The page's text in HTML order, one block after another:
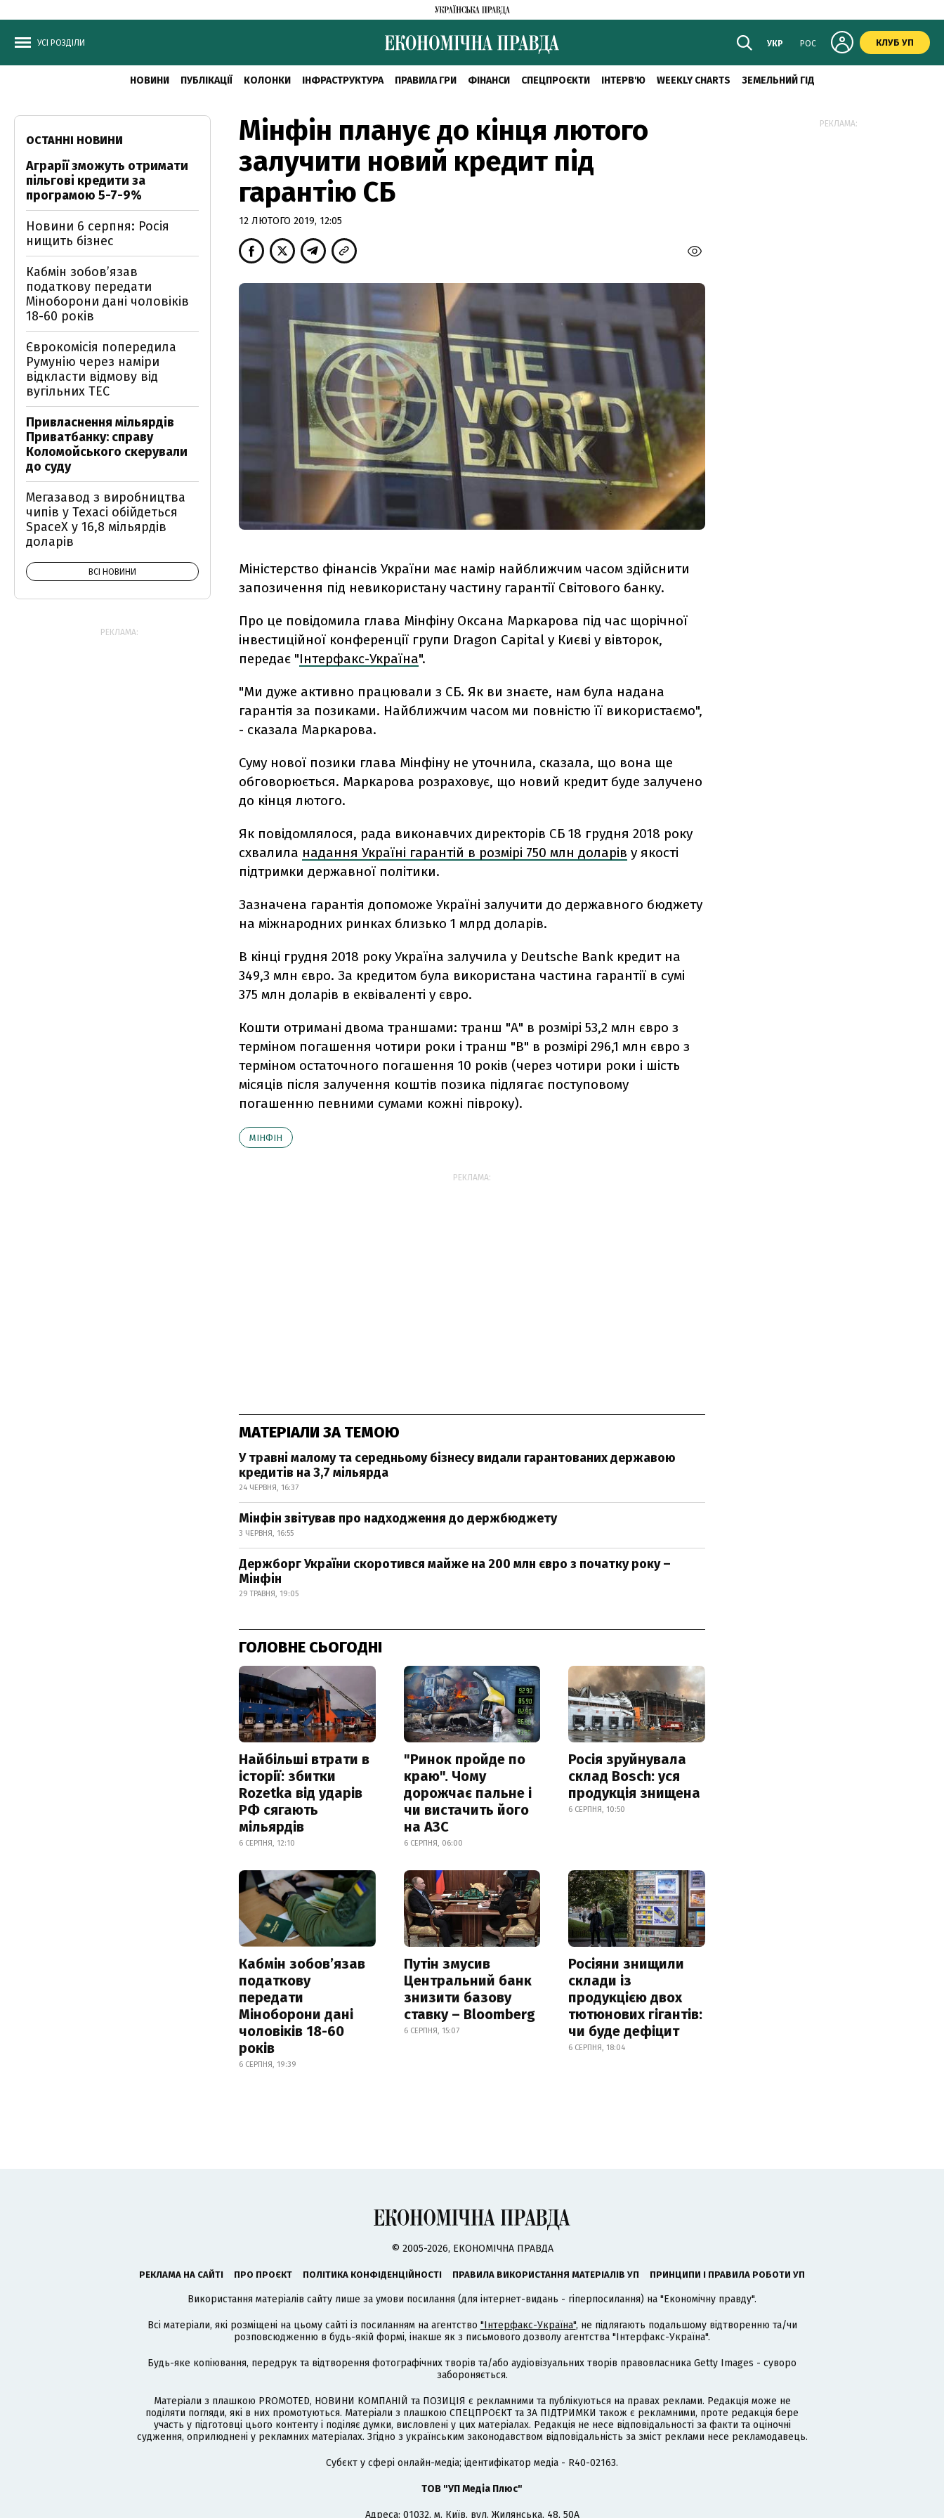
УСІ РОЗДІЛИ УКР РОС КЛУБ УП
НОВИНИ ПУБЛІКАЦІЇ КОЛОНКИ ІНФРАСТРУКТУРА ПРАВИЛА ГРИ ФІНАНСИ СПЕЦПРОЄКТИ ІНТЕРВ'Ю WEEKLY CHARTS ЗЕМЕЛЬНИЙ ГІД
Мінфін планує до кінця лютого
залучити новий кредит під
гарантію СБ
12 ЛЮТОГО 2019, 12:05
Міністерство фінансів України має намір найближчим часом здійснити
запозичення під невикористану частину гарантії Світового банку.
Про це повідомила глава Мінфіну Оксана Маркарова під час щорічної
інвестиційної конференції групи Dragon Capital у Києві у вівторок,
передає "Інтерфакс-Україна".
"Ми дуже активно працювали з СБ. Як ви знаєте, нам була надана
гарантія за позиками. Найближчим часом ми повністю її використаємо",
- сказала Маркарова.
Суму нової позики глава Мінфіну не уточнила, сказала, що вона ще
обговорюється. Маркарова розраховує, що новий кредит буде залучено
до кінця лютого.
Як повідомлялося, рада виконавчих директорів СБ 18 грудня 2018 року
схвалила надання Україні гарантій в розмірі 750 млн доларів у якості
підтримки державної політики.
Зазначена гарантія допоможе Україні залучити до державного бюджету
на міжнародних ринках близько 1 млрд доларів.
В кінці грудня 2018 року Україна залучила у Deutsche Bank кредит на
349,3 млн євро. За кредитом була використана частина гарантії в сумі
375 млн доларів в еквіваленті у євро.
Кошти отримані двома траншами: транш "А" в розмірі 53,2 млн євро з
терміном погашення чотири роки і транш "В" в розмірі 296,1 млн євро з
терміном остаточного погашення 10 років (через чотири роки і шість
місяців після залучення коштів позика підлягає поступовому
погашенню певними сумами кожні півроку).
МІНФІН
РЕКЛАМА:
МАТЕРІАЛИ ЗА ТЕМОЮ
У травні малому та середньому бізнесу видали гарантованих державою
кредитів на 3,7 мільярда
24 ЧЕРВНЯ, 16:37
Мінфін звітував про надходження до держбюджету
3 ЧЕРВНЯ, 16:55
Держборг України скоротився майже на 200 млн євро з початку року –
Мінфін
29 ТРАВНЯ, 19:05
ГОЛОВНЕ СЬОГОДНІ
Найбільші втрати в
історії: збитки
Rozetka від ударів
РФ сягають
мільярдів
6 СЕРПНЯ, 12:10
"Ринок пройде по
краю". Чому
дорожчає пальне і
чи вистачить його
на АЗС
6 СЕРПНЯ, 06:00
Росія зруйнувала
склад Bosch: уся
продукція знищена
6 СЕРПНЯ, 10:50
Кабмін зобовʼязав
податкову
передати
Міноборони дані
чоловіків 18-60
років
6 СЕРПНЯ, 19:39
Путін змусив
Центральний банк
знизити базову
ставку – Bloomberg
6 СЕРПНЯ, 15:07
Росіяни знищили
склади із
продукцією двох
тютюнових гігантів:
чи буде дефіцит
6 СЕРПНЯ, 18:04
ОСТАННІ НОВИНИ
Аграрії зможуть отримати
пільгові кредити за
програмою 5-7-9%
Новини 6 серпня: Росія
нищить бізнес
Кабмін зобовʼязав
податкову передати
Міноборони дані чоловіків
18-60 років
Єврокомісія попередила
Румунію через наміри
відкласти відмову від
вугільних ТЕС
Привласнення мільярдів
Приватбанку: справу
Коломойського скерували
до суду
Мегазавод з виробництва
чипів у Техасі обійдеться
SpaceX у 16,8 мільярдів
доларів
ВСІ НОВИНИ
РЕКЛАМА:
РЕКЛАМА:
© 2005-2026, ЕКОНОМІЧНА ПРАВДА
РЕКЛАМА НА САЙТІ ПРО ПРОЄКТ ПОЛІТИКА КОНФІДЕНЦІЙНОСТІ ПРАВИЛА ВИКОРИСТАННЯ МАТЕРІАЛІВ УП ПРИНЦИПИ І ПРАВИЛА РОБОТИ УП
Використання матеріалів сайту лише за умови посилання (для інтернет-видань - гіперпосилання) на "Економічну правду".
Всі матеріали, які розміщені на цьому сайті із посиланням на агентство "Інтерфакс-Україна", не підлягають подальшому відтворенню та/чи
розповсюдженню в будь-якій формі, інакше як з письмового дозволу агентства "Інтерфакс-Україна".
Будь-яке копіювання, передрук та відтворення фотографічних творів та/або аудіовізуальних творів правовласника Getty Images - суворо
забороняється.
Матеріали з плашкою PROMOTED, НОВИНИ КОМПАНІЙ та ПОЗИЦІЯ є рекламними та публікуються на правах реклами. Редакція може не
поділяти погляди, які в них промотуються. Матеріали з плашкою СПЕЦПРОЄКТ та ЗА ПІДТРИМКИ також є рекламними, проте редакція бере
участь у підготовці цього контенту і поділяє думки, висловлені у цих матеріалах. Редакція не несе відповідальності за факти та оціночні
судження, оприлюднені у рекламних матеріалах. Згідно з українським законодавством відповідальність за зміст реклами несе рекламодавець.
Cубєкт у сфері онлайн-медіа; ідентифікатор медіа - R40-02163.
ТОВ "УП Медіа Плюс"
Адреса: 01032, м. Київ, вул. Жилянська, 48, 50А